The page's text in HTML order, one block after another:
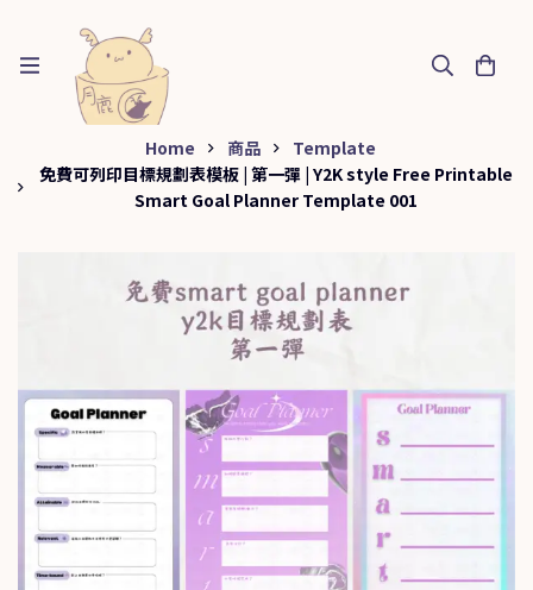
Home 商品
Template
免費可列印目標規劃表模板 | 第一彈 | Y2K style Free Printable
Smart Goal Planner Template 001